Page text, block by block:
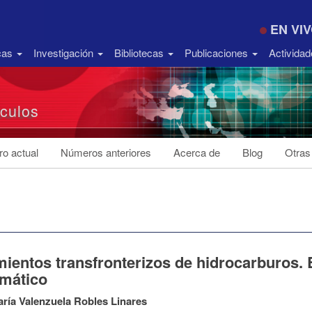
EN
Investigación Bibliotecas Publicaciones
actual Números anteriores Acerca de Blog
transfronterizos de hidrocarburos.
Valenzuela Robles Linares